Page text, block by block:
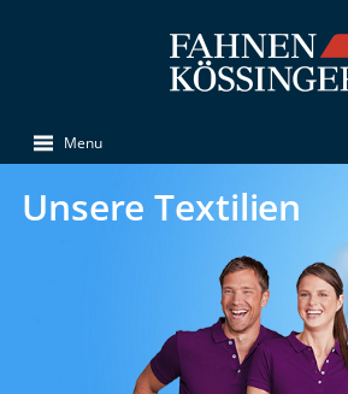
Menu
Unsere Textilien